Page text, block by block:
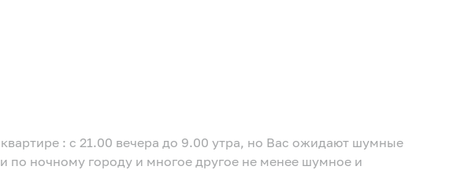
: с 21.00 вечера до 9.00 утра, но Вас ожидают шумные
по ночному городу и многое другое не менее шумное и